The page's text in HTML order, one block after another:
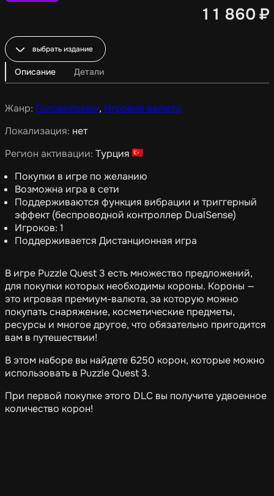
11 860 ₽
выбрать издание
Описание Детали
Жанр: Головоломки, Игровая валюта
Локализация: нет
Регион активации: Турция
Покупки в игре по желанию
Возможна игра в сети
Поддерживаются функция вибрации и триггерный
эффект (беспроводной контроллер DualSense)
Игроков: 1
Поддерживается Дистанционная игра
В игре Puzzle Quest 3 есть множество предложений,
для покупки которых необходимы короны. Короны —
это игровая премиум-валюта, за которую можно
покупать снаряжение, косметические предметы,
ресурсы и многое другое, что обязательно пригодится
вам в путешествии!
В этом наборе вы найдете 6250 корон, которые можно
использовать в Puzzle Quest 3.
При первой покупке этого DLC вы получите удвоенное
количество корон!